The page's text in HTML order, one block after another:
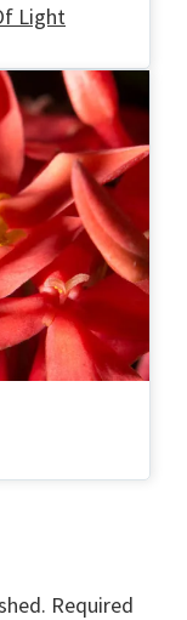
Light
Required